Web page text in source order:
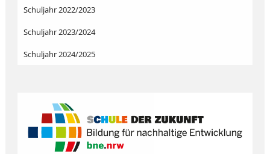
Schuljahr 2022/2023
Schuljahr 2023/2024
Schuljahr 2024/2025